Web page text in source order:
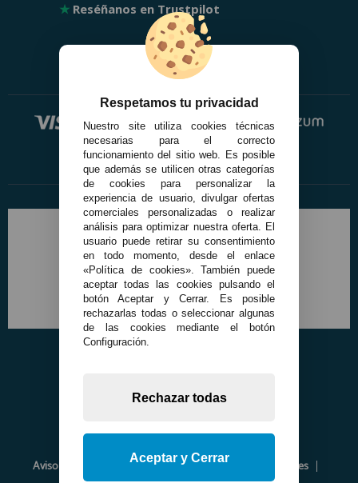
★ Reséñanos en Trustpilot
Aviso Legal Política de Privacidad
Política de Cookies
Respetamos tu privacidad
Nuestro site utiliza cookies técnicas
necesarias para el correcto
funcionamiento del sitio web. Es posible
que además se utilicen otras categorías
de cookies para personalizar la
experiencia de usuario, divulgar ofertas
comerciales personalizadas o realizar
análisis para optimizar nuestra oferta. El
usuario puede retirar su consentimiento
en todo momento, desde el enlace
«Política de cookies». También puede
aceptar todas las cookies pulsando el
botón Aceptar y Cerrar. Es posible
rechazarlas todas o seleccionar algunas
de las cookies mediante el botón
Configuración.
Rechazar todas
Aceptar y Cerrar